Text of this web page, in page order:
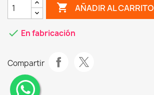
shopping_cart AÑADIR AL CARRITO
check En fabricación
Compartir